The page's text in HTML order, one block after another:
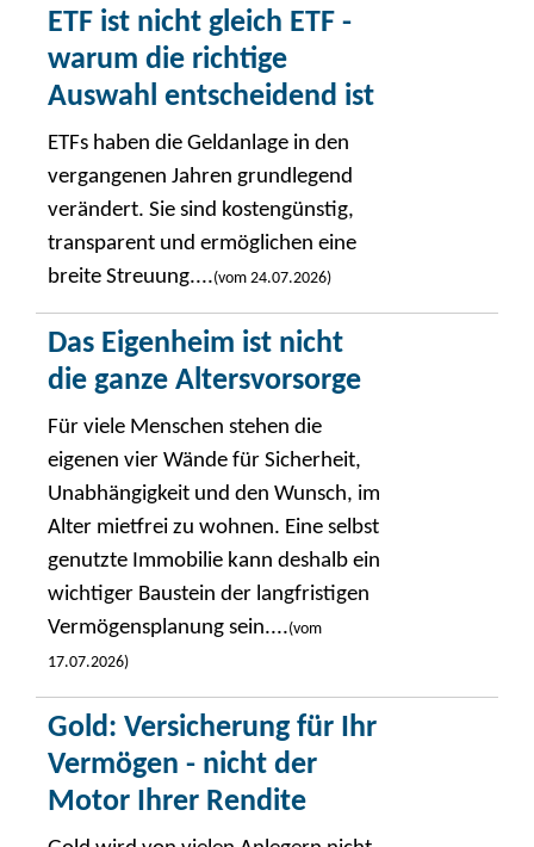
ETF ist nicht gleich ETF -
warum die richtige
Auswahl entscheidend ist
ETFs haben die Geldanlage in den
vergangenen Jahren grundlegend
verändert. Sie sind kostengünstig,
transparent und ermöglichen eine
breite Streuung....(vom 24.07.2026)
Das Eigenheim ist nicht
die ganze Altersvorsorge
Für viele Menschen stehen die
eigenen vier Wände für Sicherheit,
Unabhängigkeit und den Wunsch, im
Alter mietfrei zu wohnen. Eine selbst
genutzte Immobilie kann deshalb ein
wichtiger Baustein der langfristigen
Vermögensplanung sein....(vom
17.07.2026)
Gold: Versicherung für Ihr
Vermögen - nicht der
Motor Ihrer Rendite